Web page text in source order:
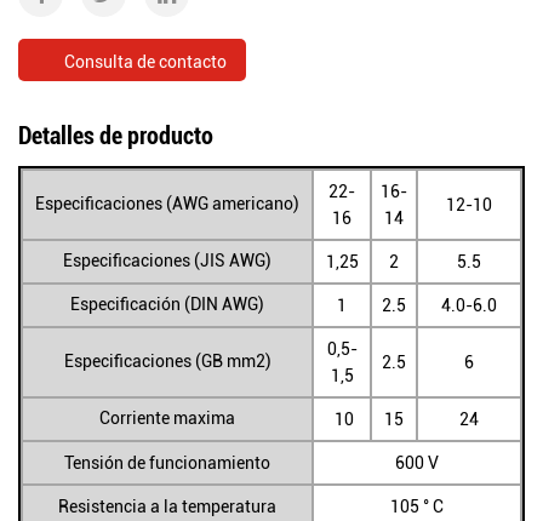
Consulta de contacto
Detalles de producto
Especificaciones (AWG americano)
22-
16
16-
14
12-10
Especificaciones (JIS AWG) 1,25 2 5.5
Especificación (DIN AWG) 1 2.5 4.0-6.0
Especificaciones (GB mm2)
0,5-
1,5
2.5 6
Corriente maxima 10 15 24
Tensión de funcionamiento 600 V
Resistencia a la temperatura 105 ° C